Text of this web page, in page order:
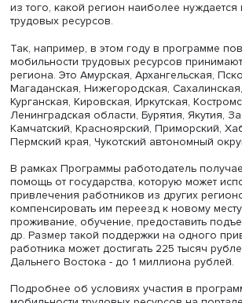
Каждый год перечень регионов-
утверждается Правительством
из того, какой регион наиболее
трудовых ресурсов.
Так, например, в этом году в
мобильности трудовых ресурсов
региона. Это Амурская,
Курганская, Кировская, Иркутская,
Ленинградская области, Бурятия,
Камчатский, Красноярский,
Пермский края, Чукотский
В рамках Программы работодатель
помощь от государства, которую
привлечения работников из других
компенсировать им переезд к